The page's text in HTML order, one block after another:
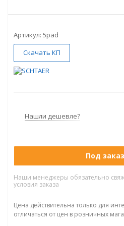
Артикул: 5pad
Скачать КП
Нашли дешевле?
Под заказ
Наши менеджеры обязательно
условия заказа
Цена действительна только для
отличаться от цен в розничных